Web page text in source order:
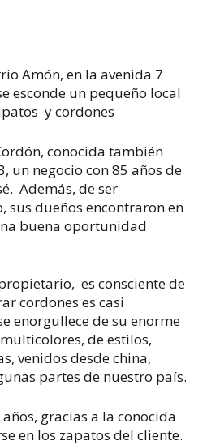
Amón, en la avenida 7
esconde un pequeño local
y cordones
conocida también
un negocio con 85 años de
Además, de ser
sus dueños encontraron en
buena oportunidad
es consciente de
cordones es casi
enorgullece de su enorme
de estilos,
venidos desde china,
partes de nuestro país.
gracias a la conocida
en los zapatos del cliente.